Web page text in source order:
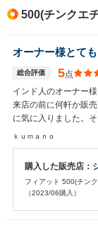
500(チンクエ
オーナー様とても
総合評価 5点
インド人のオーナー
来店の前に何軒か販
に気に入りました。
た。初めての外車で
ｋｕｍａｎｏ
購入した販売店：
フィアット 500(チン
（2023/06購入）